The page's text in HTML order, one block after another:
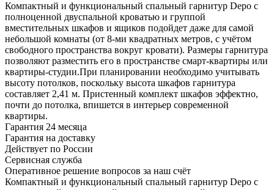
Компактный и функциональный спальный гарнитур Depo с
полноценной двуспальной кроватью и группой
вместительных шкафов и ящиков подойдет даже для самой
небольшой комнаты (от 8-ми квадратных метров, с учётом
свободного пространства вокруг кровати). Размеры гарнитура
позволяют разместить его в пространстве смарт-квартиры или
квартиры-студии.При планировании необходимо учитывать
высоту потолков, поскольку высота шкафов гарнитура
составляет 2,41 м. Пристенный комплект шкафов эффектно,
почти до потолка, впишется в интерьер современной
квартиры.
Гарантия 24 месяца
Гарантия на доставку
Действует по России
Сервисная служба
Оперативное решение вопросов за наш счёт
Компактный и функциональный спальный гарнитур Depo с